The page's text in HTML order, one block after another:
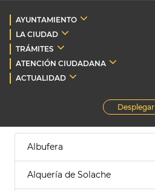
AYUNTAMIENTO
LA CIUDAD
TRÁMITES
ATENCIÓN CIUDADANA
ACTUALIDAD
Desplegar
Albufera
Alquería de Solache